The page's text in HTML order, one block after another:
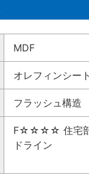
MDF
オレフィンシー
フラッシュ構造
F☆☆☆☆ 住宅部
ドライン